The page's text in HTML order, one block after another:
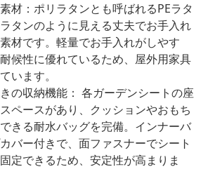
材：ポリラタンとも呼ばれるPEラタ
タンのように見える丈夫でお手入れ
材です。軽量でお手入れがしやす
候性に優れているため、屋外用家具
います。
の収納機能： 各ガーデンシートの座
ペースがあり、クッションやおもち
きる耐水バッグを完備。インナーバ
バー付きで、面ファスナーでシート
定できるため、安定性が高まりま